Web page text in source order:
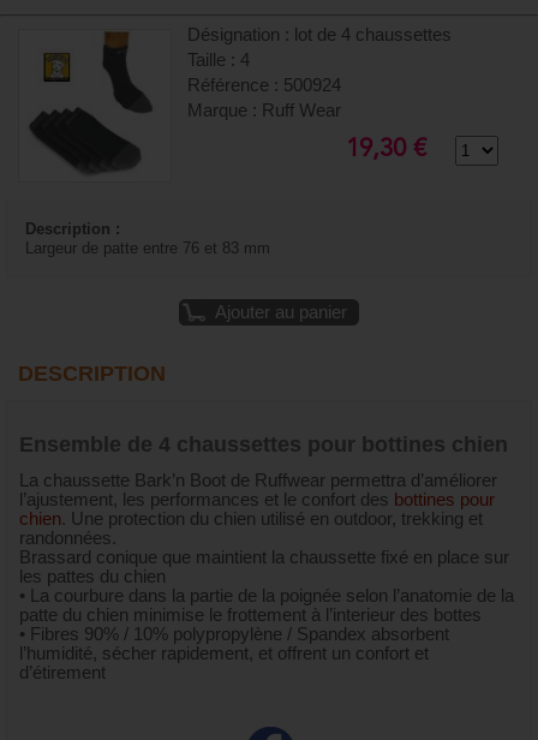
Désignation : lot de 4 chaussettes
Taille : 4
Référence : 500924
Marque : Ruff Wear
19,30 €
Description :
Largeur de patte entre 76 et 83 mm
Ajouter au panier
DESCRIPTION
Ensemble de 4 chaussettes pour bottines chien
La chaussette Bark’n Boot de Ruffwear permettra d’améliorer
l’ajustement, les performances et le confort des bottines pour
chien. Une protection du chien utilisé en outdoor, trekking et
randonnées.
Brassard conique que maintient la chaussette fixé en place sur
les pattes du chien
• La courbure dans la partie de la poignée selon l’anatomie de la
patte du chien minimise le frottement à l’interieur des bottes
• Fibres 90% / 10% polypropylène / Spandex absorbent
l’humidité, sécher rapidement, et offrent un confort et
d’étirement